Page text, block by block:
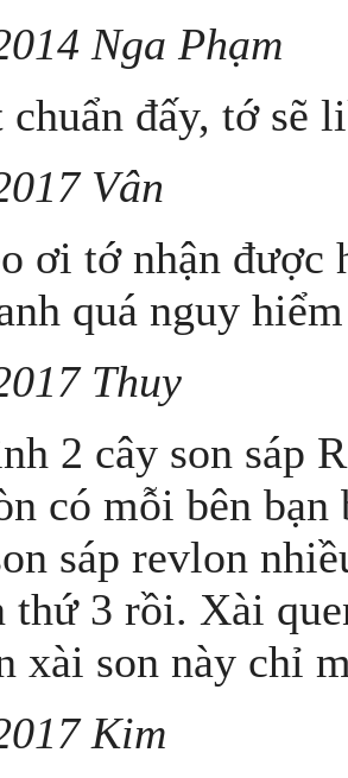
Nga Phạm
chuẩn đấy, tớ sẽ
Vân
ơi tớ nhận
quá nguy hiểm
Thuy
2 cây son sáp
có mỗi bên
sáp revlon
thứ 3 rồi. Xài
xài son này chỉ
Kim